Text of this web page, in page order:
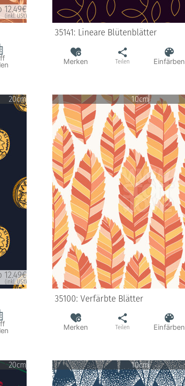
12.49€
(inkl. USt)
35141: Lineare Blütenblätter
Merken Teilen Einfärben
20cm
12.49€
(inkl. USt)
10cm
35100: Verfärbte Blätter
Merken Teilen Einfärben
20cm 10cm